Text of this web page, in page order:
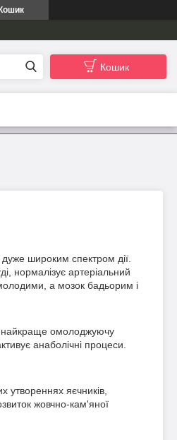
Кошик
Кошик
дуже широким спектром дії.
нормалізує артеріальний
а мозок бадьорим і
найкраще омолоджуючу
анаболічні процеси.
утвореннях яєчників,
жовчно-кам'яної